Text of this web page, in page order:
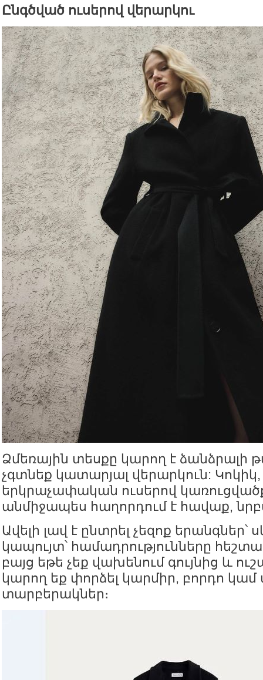
Ընգծված ուսերով վերարկու
Ձմեռային տեսքը կարող է ձանձրալի
չգտնեք կատարյալ վերարկուն: Կոկիկ,
երկրաչափական ուսերով
անմիջապես հաղորդում է հավաք,
Ավելի լավ է ընտրել չեզոք երանգներ՝
կապույտ՝ համադրությունները
բայց եթե չեք վախենում գույնից և
կարող եք փորձել կարմիր, բորդո
տարբերակներ։